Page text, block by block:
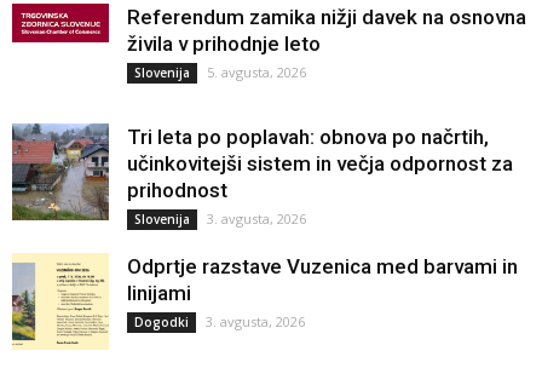
Referendum zamika nižji davek na osnovna
živila v prihodnje leto
Slovenija 5. avgusta, 2026
Tri leta po poplavah: obnova po načrtih,
učinkovitejši sistem in večja odpornost za
prihodnost
Slovenija 3. avgusta, 2026
Odprtje razstave Vuzenica med barvami in
linijami
Dogodki 3. avgusta, 2026